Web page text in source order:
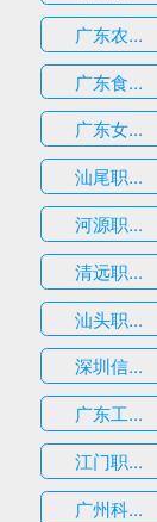
广东农...
广东食...
广东女...
汕尾职...
河源职...
清远职...
汕头职...
深圳信...
广东工...
江门职...
广州科...